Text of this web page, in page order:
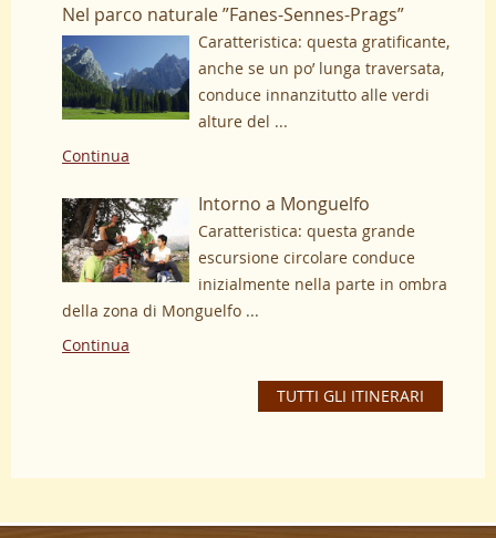
Nel parco naturale ”Fanes-Sennes-Prags”
Caratteristica: questa gratificante,
anche se un po’ lunga traversata,
conduce innanzitutto alle verdi
alture del ...
Continua
Intorno a Monguelfo
Caratteristica: questa grande
escursione circolare conduce
inizialmente nella parte in ombra
della zona di Monguelfo ...
Continua
TUTTI GLI ITINERARI